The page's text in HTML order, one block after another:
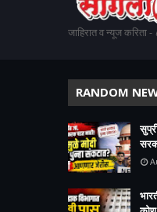
जाहिरात व न्यूज करिता
RANDOM